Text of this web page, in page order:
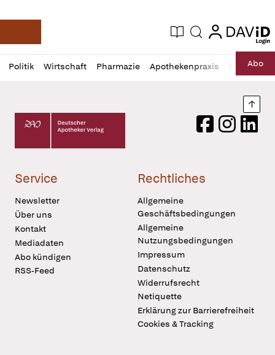
Deutsche Apotheker Zeitung
Aktuelle Ausgabe
Suche login
login
Politik Wirtschaft Pharmazie Apothekenpraxis RechtAbo
Profil
öffnen
Daz
Pur
Deutscher Apotheker Verlag Logo
FacebookInstagram
Service
Newsletter
Über uns
Kontakt
Mediadaten
Abo kündigen
RSS-Feed
Rechtliches
Allgemeine
Geschäftsbedingungen
Allgemeine
Nutzungsbedingungen
Impressum
Datenschutz
Widerrufsrecht
Netiquette
Erklärung zur Barrierefreiheit
Cookies & Tracking